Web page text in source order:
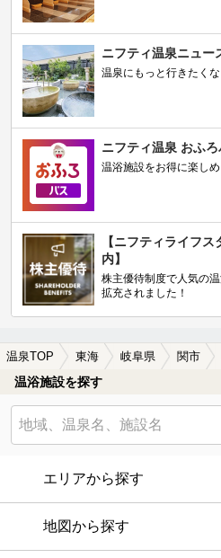
ニフティ温泉ニュー
温泉にもっと行きたく
ニフティ温泉 おふろ
温浴施設をお得に楽し
【ニフティライフ
内】
株主優待制度で人気の
拡充されました！
温泉TOP 東海 岐阜県 関市
温浴施設を探す
エリアから探す
地図から探す